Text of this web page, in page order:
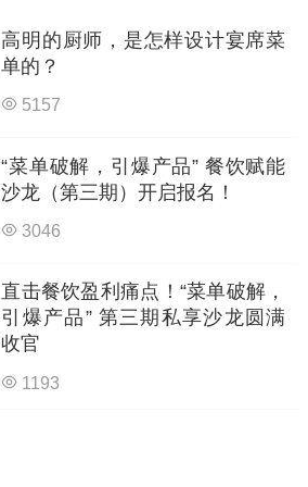
高明的厨师，是怎样设计宴席菜
单的？
5157
“菜单破解，引爆产品” 餐饮赋能
沙龙（第三期）开启报名！
3046
直击餐饮盈利痛点！“菜单破解，
引爆产品” 第三期私享沙龙圆满
收官
1193